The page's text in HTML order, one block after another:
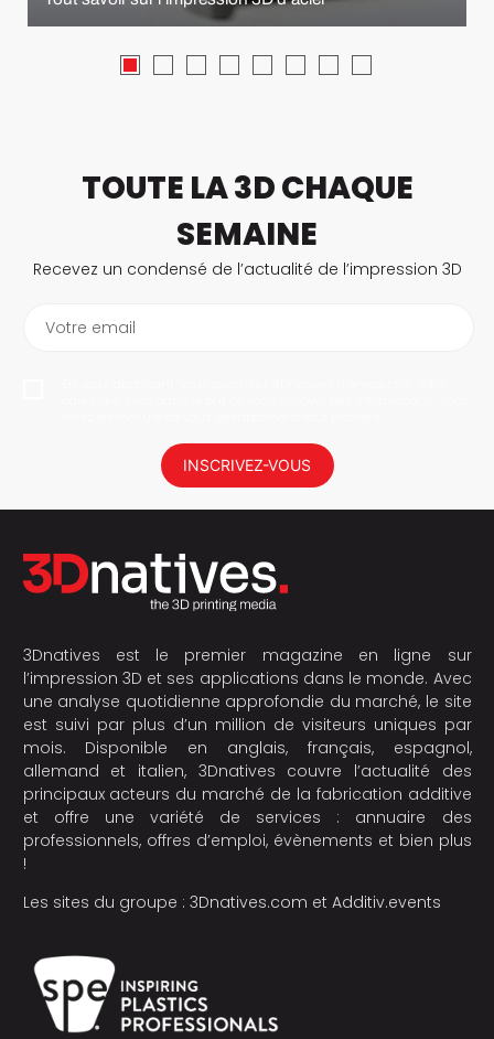
TOUTE LA 3D CHAQUE
SEMAINE
Recevez un condensé de l’actualité de l’impression 3D
Votre email
INSCRIVEZ-VOUS
3Dnatives est le premier magazine en ligne sur
l’impression 3D et ses applications dans le monde. Avec
une analyse quotidienne approfondie du marché, le site
est suivi par plus d’un million de visiteurs uniques par
mois. Disponible en anglais, français, espagnol,
allemand et italien, 3Dnatives couvre l’actualité des
principaux acteurs du marché de la fabrication additive
et offre une variété de services : annuaire des
professionnels, offres d’emploi, évènements et bien plus
!
Les sites du groupe : 3Dnatives.com et Additiv.events